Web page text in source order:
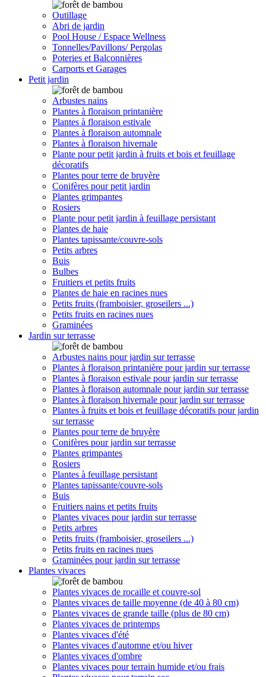
Outillage
Abri de jardin
Pool House / Espace Wellness
Tonnelles/Pavillons/ Pergolas
Poteries et Balconnières
Carports et Garages
Petit jardin
Arbustes nains
Plantes à floraison printanière
Plantes à floraison estivale
Plantes à floraison automnale
Plantes à floraison hivernale
Plante pour petit jardin à fruits et bois et feuillage
décoratifs
Plantes pour terre de bruyère
Conifères pour petit jardin
Plantes grimpantes
Rosiers
Plante pour petit jardin à feuillage persistant
Plantes de haie
Plantes tapissante/couvre-sols
Petits arbres
Buis
Bulbes
Fruitiers et petits fruits
Plantes de haie en racines nues
Petits fruits (framboisier, groseilers ...)
Petits fruits en racines nues
Graminées
Jardin sur terrasse
Arbustes nains pour jardin sur terrasse
Plantes à floraison printanière pour jardin sur terrasse
Plantes à floraison estivale pour jardin sur terrasse
Plantes à floraison automnale pour jardin sur terrasse
Plantes à floraison hivernale pour jardin sur terrasse
Plantes à fruits et bois et feuillage décoratifs pour jardin
sur terrasse
Plantes pour terre de bruyère
Conifères pour jardin sur terrasse
Plantes grimpantes
Rosiers
Plantes à feuillage persistant
Plantes tapissante/couvre-sols
Buis
Fruitiers nains et petits fruits
Plantes vivaces pour jardin sur terrasse
Petits arbres
Petits fruits (framboisier, groseilers ...)
Petits fruits en racines nues
Graminées pour jardin sur terrasse
Plantes vivaces
Plantes vivaces de rocaille et couvre-sol
Plantes vivaces de taille moyenne (de 40 à 80 cm)
Plantes vivaces de grande taille (plus de 80 cm)
Plantes vivaces de printemps
Plantes vivaces d'été
Plantes vivaces d'automne et/ou hiver
Plantes vivaces d'ombre
Plantes vivaces pour terrain humide et/ou frais